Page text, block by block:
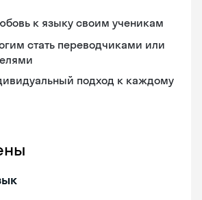
к языку своим ученикам
стать переводчиками или
подход к каждому